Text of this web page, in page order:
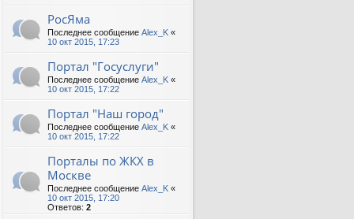
РосЯма
Последнее сообщение Alex_K «
10 окт 2015, 17:23
Портал "Госуслуги"
Последнее сообщение Alex_K «
10 окт 2015, 17:22
Портал "Наш город"
Последнее сообщение Alex_K «
10 окт 2015, 17:22
Порталы по ЖКХ в
Москве
Последнее сообщение Alex_K «
10 окт 2015, 17:20
Ответов: 2